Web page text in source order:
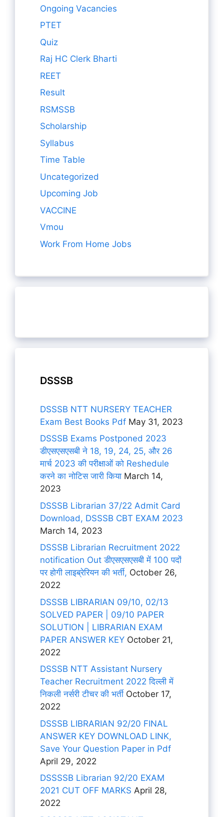
Ongoing Vacancies
PTET
Quiz
Raj HC Clerk Bharti
REET
Result
RSMSSB
Scholarship
Syllabus
Time Table
Uncategorized
Upcoming Job
VACCINE
Vmou
Work From Home Jobs
DSSSB
DSSSB NTT NURSERY TEACHER
Exam Best Books Pdf May 31, 2023
DSSSB Exams Postponed 2023
डीएसएसएसबी ने 18, 19, 24, 25, और 26
मार्च 2023 की परीक्षाओं को Reshedule
करने का नोटिस जारी किया March 14,
2023
DSSSB Librarian 37/22 Admit Card
Download, DSSSB CBT EXAM 2023
March 14, 2023
DSSSB Librarian Recruitment 2022
notification Out डीएसएसएसबी में 100 पदों
पर होगी लाइब्रेरियन की भर्ती, October 26,
2022
DSSSB LIBRARIAN 09/10, 02/13
SOLVED PAPER | 09/10 PAPER
SOLUTION | LIBRARIAN EXAM
PAPER ANSWER KEY October 21,
2022
DSSSB NTT Assistant Nursery
Teacher Recruitment 2022 दिल्ली में
निकली नर्सरी टीचर की भर्ती October 17,
2022
DSSSB LIBRARIAN 92/20 FINAL
ANSWER KEY DOWNLOAD LINK,
Save Your Question Paper in Pdf
April 29, 2022
DSSSSB Librarian 92/20 EXAM
2021 CUT OFF MARKS April 28,
2022